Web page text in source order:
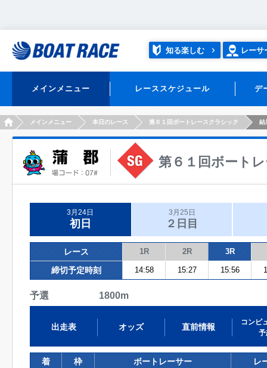
知る楽しむ レーサ
メインメニュー レーススケジュール デ
HOMEメインメニュー 本日のレース 第６１回ボートレースクラシック 結
第６１回ボート
3月24日
初日
3月25日
２日目
レース 1R 2R 3R
締切予定時刻 14:58 15:27 15:56
予選 1800m
出走表 オッズ 直前情報
コンピ
予
着 枠 ボートレーサー レ